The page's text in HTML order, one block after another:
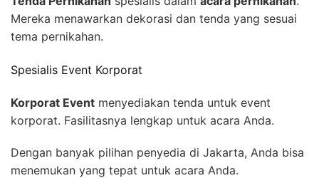
Mereka menawarkan dekorasi dan tenda yang sesuai
tema pernikahan.
Spesialis Event Korporat
Korporat Event menyediakan tenda untuk event
korporat. Fasilitasnya lengkap untuk acara Anda.
Dengan banyak pilihan penyedia di Jakarta, Anda bisa
menemukan yang tepat untuk acara Anda.